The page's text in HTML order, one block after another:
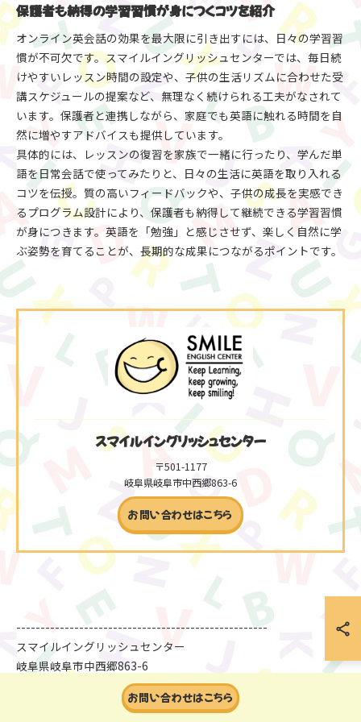
保護者も納得の学習習慣が身につくコツを紹介
オンライン英会話の効果を最大限に引き出すには、日々の学習習
慣が不可欠です。スマイルイングリッシュセンターでは、毎日続
けやすいレッスン時間の設定や、子供の生活リズムに合わせた受
講スケジュールの提案など、無理なく続けられる工夫がなされて
います。保護者と連携しながら、家庭でも英語に触れる時間を自
然に増やすアドバイスも提供しています。
具体的には、レッスンの復習を家族で一緒に行ったり、学んだ単
語を日常会話で使ってみたりと、日々の生活に英語を取り入れる
コツを伝授。質の高いフィードバックや、子供の成長を実感でき
るプログラム設計により、保護者も納得して継続できる学習習慣
が身につきます。英語を「勉強」と感じさせず、楽しく自然に学
ぶ姿勢を育てることが、長期的な成果につながるポイントです。
スマイルイングリッシュセンター
〒501-1177
岐阜県岐阜市中西郷863-6
お問い合わせはこちら
----------------------------------------------------
スマイルイングリッシュセンター
岐阜県岐阜市中西郷863-6
岐阜市と本巣市の境目、モレラ岐阜から車で約8分の通いやすい
お問い合わせはこちら